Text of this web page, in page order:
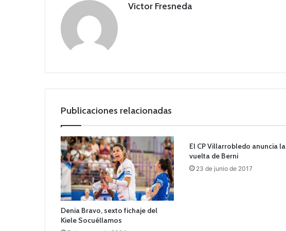
Victor Fresneda
Publicaciones relacionadas
Denia Bravo, sexto fichaje del
Kiele Socuéllamos
El CP Villarrobledo anuncia la
vuelta de Berni
23 de junio de 2017